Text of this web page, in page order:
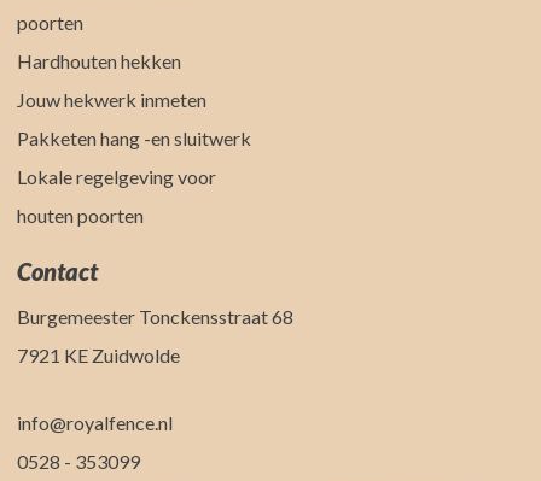
poorten
Hardhouten hekken
Jouw hekwerk inmeten
Pakketen hang -en sluitwerk
Lokale regelgeving voor
houten poorten
Contact
Burgemeester Tonckensstraat 68
7921 KE Zuidwolde
info@royalfence.nl
0528 - 353099